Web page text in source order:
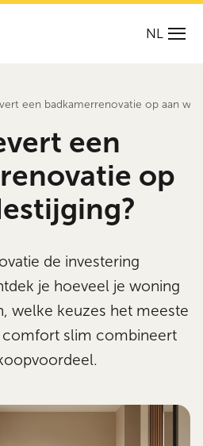
NL
een badkamerrenovatie op aan
een
op
de investering
je hoeveel je woning
welke keuzes het meeste
comfort slim combineert